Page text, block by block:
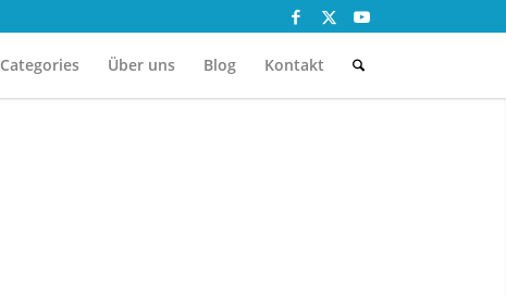
Categories Über uns Blog Kontakt